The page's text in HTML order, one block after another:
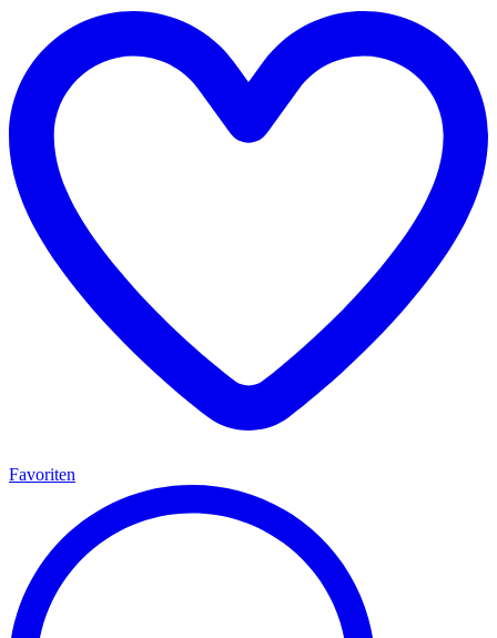
Favoriten